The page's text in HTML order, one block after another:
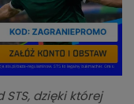
dzięki której